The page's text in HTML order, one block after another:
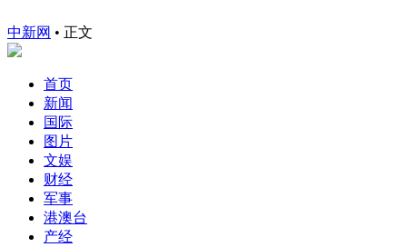
中新网 • 正文
首页
新闻
国际
图片
文娱
财经
军事
港澳台
产经